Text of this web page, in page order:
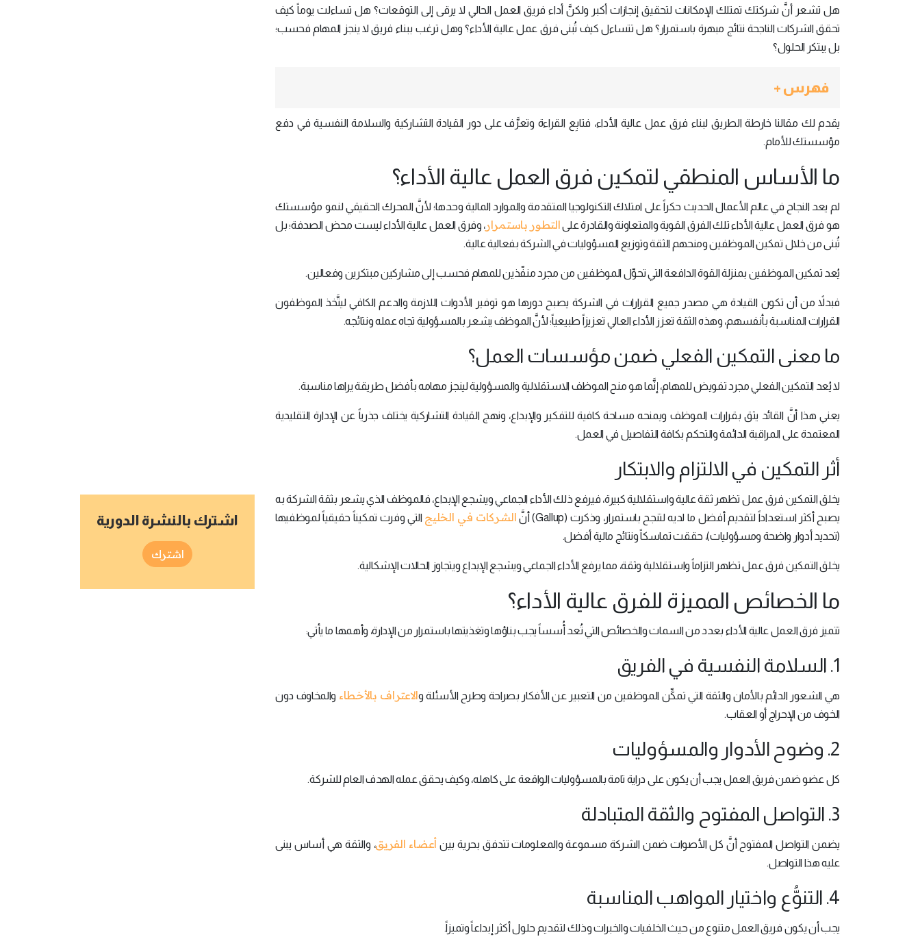
هل تشعر أنَّ شركتك تمتلك الإمكانات لتحقيق إنجازات أكبر ولكنَّ أداء فريق العمل الحالي لا يرقى إلى التوقعات؟ هل تساءلت يوماً كيف
تحقق الشركات الناجحة نتائج مبهرة باستمرار؟ هل تتساءل كيف تُبنى فرق عمل عالية الأداء؟ وهل ترغب ببناء فريق لا ينجز المهام فحسب؛
بل يبتكر الحلول؟
فهرس +
يقدم لك مقالنا خارطة الطريق لبناء فرق عمل عالية الأداء، فتابِع القراءة وتعرَّف على دور القيادة التشاركية والسلامة النفسية في دفع
مؤسستك للأمام.
ما الأساس المنطقي لتمكين فرق العمل عالية الأداء؟
لم يعد النجاح في عالم الأعمال الحديث حكراً على امتلاك التكنولوجيا المتقدمة والموارد المالية وحدها؛ لأنَّ المحرك الحقيقي لنمو مؤسستك
هو فرق العمل عالية الأداء تلك الفرق القوية والمتعاونة والقادرة علىالتطور باستمرار، وفرق العمل عالية الأداء ليست محض الصدفة؛ بل
تُبنى من خلال تمكين الموظفين ومنحهم الثقة وتوزيع المسؤوليات في الشركة بفعالية عالية.
يُعد تمكين الموظفين بمنزلة القوة الدافعة التي تحوِّل الموظفين من مجرد منفّذين للمهام فحسب إلى مشاركين مبتكرين وفعالين.
فبدلاً من أن تكون القيادة هي مصدر جميع القرارات في الشركة يصبح دورها هو توفير الأدوات اللازمة والدعم الكافي ليتَّخذ الموظفون
القرارات المناسبة بأنفسهم، وهذه الثقة تعزز الأداء العالي تعزيزاً طبيعياً؛ لأنَّ الموظف يشعر بالمسؤولية تجاه عمله ونتائجه.
ما معنى التمكين الفعلي ضمن مؤسسات العمل؟
لا يُعد التمكين الفعلي مجرد تفويض للمهام، إنَّما هو منح الموظف الاستقلالية والمسؤولية لينجز مهامه بأفضل طريقة يراها مناسبة.
يعني هذا أنَّ القائد يثق بقرارات الموظف ويمنحه مساحة كافية للتفكير والإبداع، ونهج القيادة التشاركية يختلف جذرياً عن الإدارة التقليدية
المعتمدة على المراقبة الدائمة والتحكم بكافة التفاصيل في العمل.
أثر التمكين في الالتزام والابتكار
يخلق التمكين فرق عمل تظهر ثقة عالية واستقلالية كبيرة، فيرفع ذلك الأداء الجماعي ويشجع الإبداع، فالموظف الذي يشعر بثقة الشركة به
يصبح أكثر استعداداً لتقديم أفضل ما لديه لتنجح باستمرار، وذكرت (Gallup) أنَّ
الشركات في الخليج التي وفرت تمكيناً حقيقياً لموظفيها
(تحديد أدوار واضحة ومسؤوليات)، حققت تماسكاً ونتائج مالية أفضل.
يخلق التمكين فرق عمل تظهر التزاماً واستقلالية وثقة، مما يرفع الأداء الجماعي ويشجع الإبداع ويتجاوز الحالات الإشكالية.
ما الخصائص المميزة للفرق عالية الأداء؟
تتميز فرق العمل عالية الأداء بعدد من السمات والخصائص التي تُعد أُسساً يجب بناؤها وتغذيتها باستمرار من الإدارة، وأهمها ما يأتي:
1. السلامة النفسية في الفريق
هي الشعور الدائم بالأمان والثقة التي تمكِّن الموظفين من التعبير عن الأفكار بصراحة وطرح الأسئلة والاعتراف بالأخطاء والمخاوف دون
الخوف من الإحراج أو العقاب.
2. وضوح الأدوار والمسؤوليات
كل عضو ضمن فريق العمل يجب أن يكون على دراية تامة بالمسؤوليات الواقعة على كاهله، وكيف يحقق عمله الهدف العام للشركة.
3. التواصل المفتوح والثقة المتبادلة
يضمن التواصل المفتوح أنَّ كل الأصوات ضمن الشركة مسموعة والمعلومات تتدفق بحرية بين أعضاء الفريق، والثقة هي أساس يبنى
عليه هذا التواصل.
4. التنوُّع واختيار المواهب المناسبة
يجب أن يكون فريق العمل متنوع من حيث الخلفيات والخبرات وذلك لتقديم حلول أكثر إبداعاً وتميزاً.
اشترك بالنشرة الدورية
اشترك